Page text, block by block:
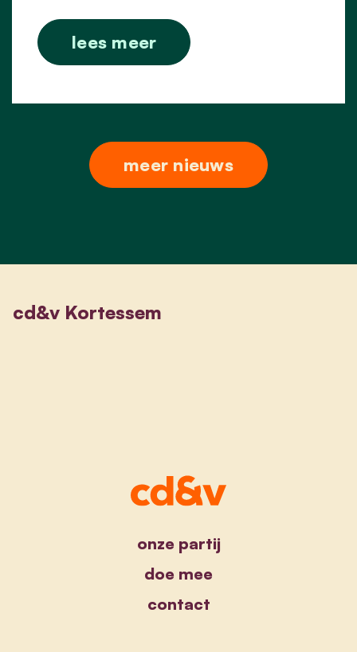
lees meer
meer nieuws
cd&v Kortessem
onze partij
doe mee
contact